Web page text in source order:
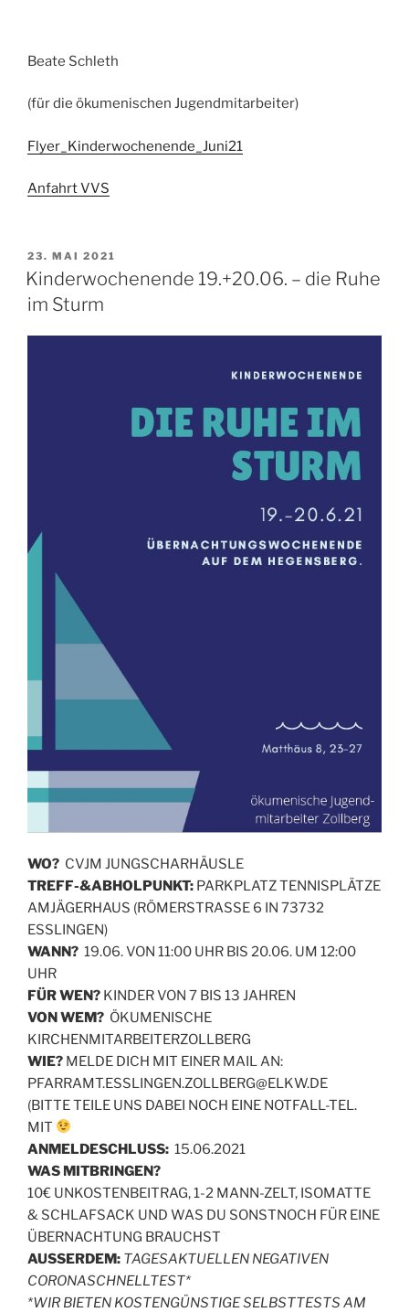
Beate Schleth
(für die ökumenischen Jugendmitarbeiter)
Flyer_Kinderwochenende_Juni21
Anfahrt VVS
VERÖFFENTLICHT
AM
23. MAI 2021
Kinderwochenende 19.+20.06. – die Ruhe
im Sturm
WO? CVJM JUNGSCHARHÄUSLE
TREFF-&ABHOLPUNKT: PARKPLATZ TENNISPLÄTZE
AMJÄGERHAUS (RÖMERSTRASSE 6 IN 73732
ESSLINGEN)
WANN? 19.06. VON 11:00 UHR BIS 20.06. UM 12:00
UHR
FÜR WEN? KINDER VON 7 BIS 13 JAHREN
VON WEM? ÖKUMENISCHE
KIRCHENMITARBEITERZOLLBERG
WIE? MELDE DICH MIT EINER MAIL AN:
PFARRAMT.ESSLINGEN.ZOLLBERG@ELKW.DE
(BITTE TEILE UNS DABEI NOCH EINE NOTFALL-TEL.
MIT
ANMELDESCHLUSS: 15.06.2021
WAS MITBRINGEN?
10€ UNKOSTENBEITRAG, 1-2 MANN-ZELT, ISOMATTE
& SCHLAFSACK UND WAS DU SONSTNOCH FÜR EINE
ÜBERNACHTUNG BRAUCHST
AUSSERDEM: TAGESAKTUELLEN NEGATIVEN
CORONASCHNELLTEST*
*WIR BIETEN KOSTENGÜNSTIGE SELBSTTESTS AM